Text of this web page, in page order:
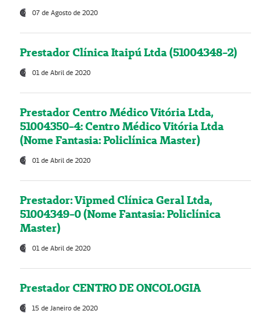
07 de Agosto de 2020
Prestador Clínica Itaipú Ltda (51004348-2)
01 de Abril de 2020
Prestador Centro Médico Vitória Ltda,
51004350-4: Centro Médico Vitória Ltda
(Nome Fantasia: Policlínica Master)
01 de Abril de 2020
Prestador: Vipmed Clínica Geral Ltda,
51004349-0 (Nome Fantasia: Policlínica
Master)
01 de Abril de 2020
Prestador CENTRO DE ONCOLOGIA
15 de Janeiro de 2020